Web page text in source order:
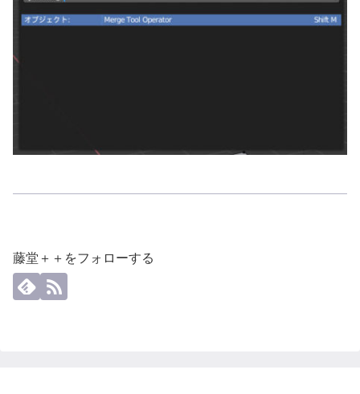
藤堂＋＋をフォローする